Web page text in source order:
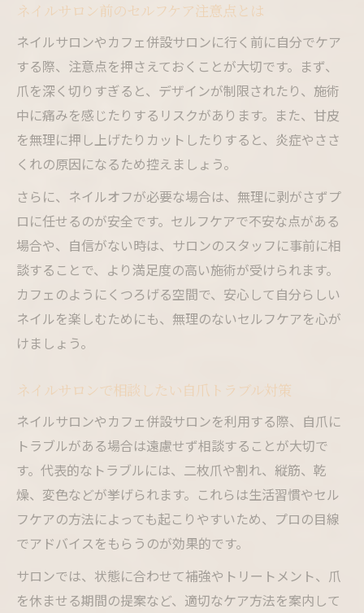
ネイルサロン前のセルフケア注意点とは
ネイルサロンやカフェ併設サロンに行く前に自分でケア
する際、注意点を押さえておくことが大切です。まず、
爪を深く切りすぎると、デザインが制限されたり、施術
中に痛みを感じたりするリスクがあります。また、甘皮
を無理に押し上げたりカットしたりすると、炎症やささ
くれの原因になるため控えましょう。
さらに、ネイルオフが必要な場合は、無理に剥がさずプ
ロに任せるのが安全です。セルフケアで不安な点がある
場合や、自信がない時は、サロンのスタッフに事前に相
談することで、より満足度の高い施術が受けられます。
カフェのようにくつろげる空間で、安心して自分らしい
ネイルを楽しむためにも、無理のないセルフケアを心が
けましょう。
ネイルサロンで相談したい自爪トラブル対策
ネイルサロンやカフェ併設サロンを利用する際、自爪に
トラブルがある場合は遠慮せず相談することが大切で
す。代表的なトラブルには、二枚爪や割れ、縦筋、乾
燥、変色などが挙げられます。これらは生活習慣やセル
フケアの方法によっても起こりやすいため、プロの目線
でアドバイスをもらうのが効果的です。
サロンでは、状態に合わせて補強やトリートメント、爪
を休ませる期間の提案など、適切なケア方法を案内して